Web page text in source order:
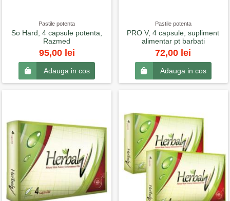
Pastile potenta
So Hard, 4 capsule potenta,
Razmed
95,00 lei
Adauga in cos
Pastile potenta
PRO V, 4 capsule, supliment
alimentar pt barbati
72,00 lei
Adauga in cos